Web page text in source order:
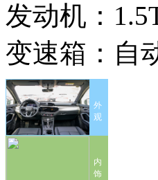
发动机：
变速箱： 自
外
观
内
饰